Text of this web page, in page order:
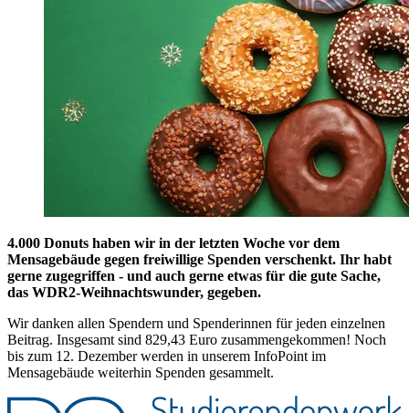
4.000 Donuts haben wir in der letzten Woche vor dem
Mensagebäude gegen freiwillige Spenden verschenkt. Ihr habt
gerne zugegriffen - und auch gerne etwas für die gute Sache,
das WDR2-Weihnachtswunder, gegeben.
Wir danken allen Spendern und Spenderinnen für jeden einzelnen
Beitrag. Insgesamt sind 829,43 Euro zusammengekommen! Noch
bis zum 12. Dezember werden in unserem InfoPoint im
Mensagebäude weiterhin Spenden gesammelt.